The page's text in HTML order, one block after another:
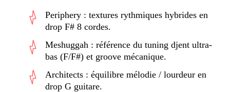
Periphery : textures rythmiques hybrides en
drop F# 8 cordes.
Meshuggah : référence du tuning djent ultra-
bas (F/F#) et groove mécanique.
Architects : équilibre mélodie / lourdeur en
drop G guitare.